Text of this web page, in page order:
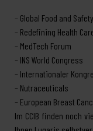
– Global Food and
– Redefining Health
– MedTech Forum
– INS World Congress
– Internationaler
– Nutraceuticals
– European Breast
Im CCIB finden noch